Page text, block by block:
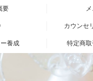
要
カウンセ
養成 特定商